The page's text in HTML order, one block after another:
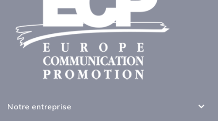
Notre entreprise